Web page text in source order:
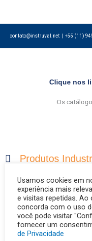
conteúdo
contato@instruval.net | +55 (11)
Clique nos
Os
Produtos
Produtos
Usamos cookies em
experiência mais
e visitas repetidas. Ao
concorda com o uso
você pode visitar
fornecer um
de Privacidade